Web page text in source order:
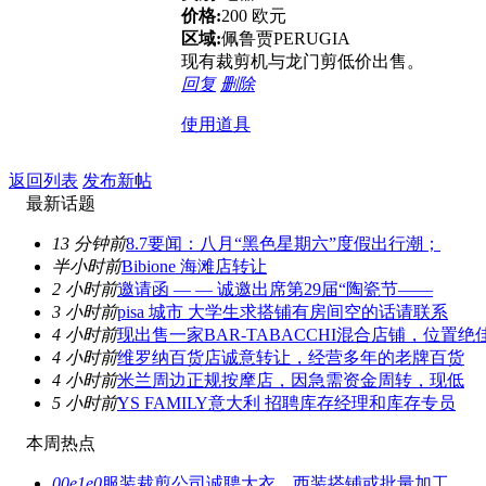
价格:200 欧元
区域:佩鲁贾PERUGIA
现有裁剪机与龙门剪低价出售。
回复 删除
使用道具
返回列表 发布新帖
最新话题
13 分钟前8.7要闻：八月“黑色星期六”度假出行潮；
半小时前Bibione 海滩店转让
2 小时前邀请函 — — 诚邀出席第29届“陶瓷节——
3 小时前pisa 城市 大学生求搭铺有房间空的话请联系
4 小时前现出售一家BAR-TABACCHI混合店铺，位置绝
4 小时前维罗纳百货店诚意转让，经营多年的老牌百货
4 小时前米兰周边正规按摩店，因急需资金周转，现低
5 小时前YS FAMILY意大利 招聘库存经理和库存专员
本周热点